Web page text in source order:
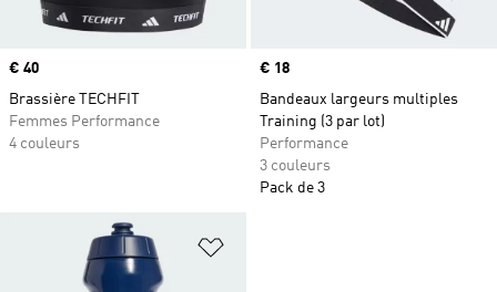
Prix
€ 40
Brassière TECHFIT
Femmes Performance
4 couleurs
Prix
€ 18
Bandeaux largeurs multiples
Training (3 par lot)
Performance
3 couleurs
Pack de 3